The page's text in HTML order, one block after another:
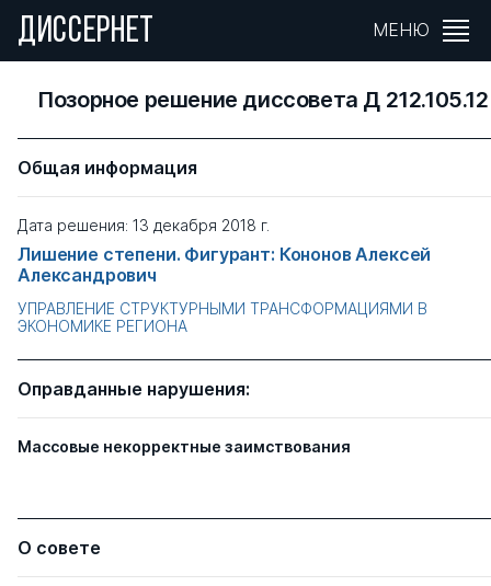
ДИССЕРНЕТ МЕНЮ
Позорное решение диссовета Д 212.105.12
Общая информация
Дата решения: 13 декабря 2018 г.
Лишение степени. Фигурант: Кононов Алексей
Александрович
УПРАВЛЕНИЕ СТРУКТУРНЫМИ ТРАНСФОРМАЦИЯМИ В
ЭКОНОМИКЕ РЕГИОНА
Оправданные нарушения:
Массовые некорректные заимствования
О совете